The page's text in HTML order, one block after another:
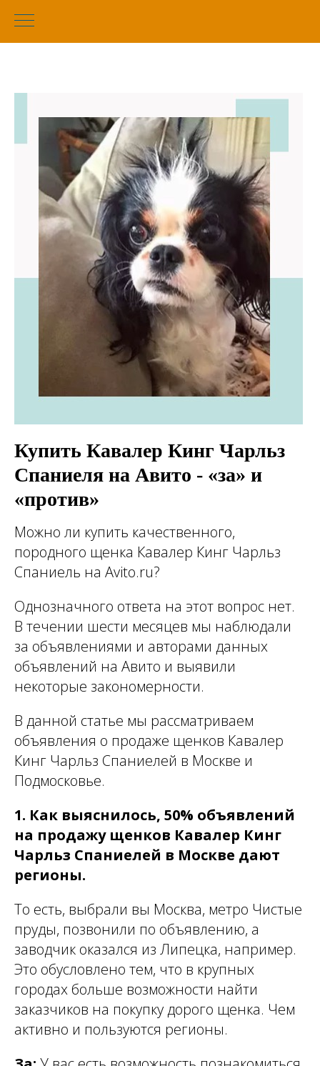
Купить Кавалер Кинг Чарльз
Спаниеля на Авито - «за» и
«против»
Можно ли купить качественного,
породного щенка Кавалер Кинг Чарльз
Спаниель на Avito.ru?
Однозначного ответа на этот вопрос нет.
В течении шести месяцев мы наблюдали
за объявлениями и авторами данных
объявлений на Авито и выявили
некоторые закономерности.
В данной статье мы рассматриваем
объявления о продаже щенков Кавалер
Кинг Чарльз Спаниелей в Москве и
Подмосковье.
1. Как выяснилось, 50% объявлений
на продажу щенков Кавалер Кинг
Чарльз Спаниелей в Москве дают
регионы.
То есть, выбрали вы Москва, метро Чистые
пруды, позвонили по объявлению, а
заводчик оказался из Липецка, например.
Это обусловлено тем, что в крупных
городах больше возможности найти
заказчиков на покупку дорого щенка. Чем
активно и пользуются регионы.